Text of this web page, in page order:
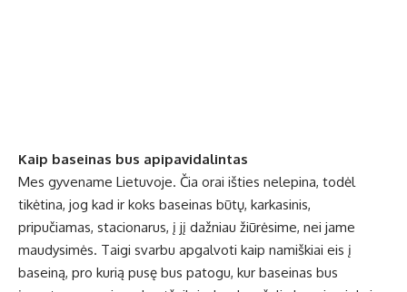
Kaip baseinas bus apipavidalintas
Mes gyvename Lietuvoje. Čia orai išties nelepina, todėl
tikėtina, jog kad ir koks baseinas būtų, karkasinis,
pripučiamas, stacionarus, į jį dažniau žiūrėsime, nei jame
maudysimės. Taigi svarbu apgalvoti kaip namiškiai eis į
baseiną, pro kurią pusę bus patogu, kur baseinas bus